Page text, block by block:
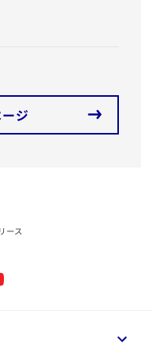
ジ
ース